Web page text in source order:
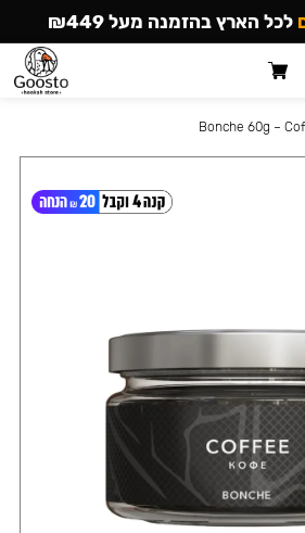
Bonche 60g –
לכל הארץ בהזמנה מעל ₪449